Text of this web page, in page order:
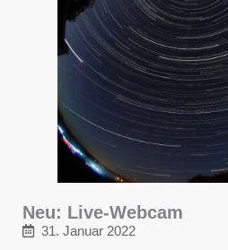
Neu: Live-Webcam
31. Januar 2022